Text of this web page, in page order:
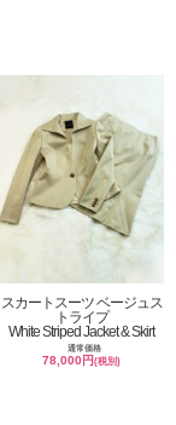
スカートスーツ ベージュス
トライプ
White Striped Jacket & Skirt
通常価格
78,000円(税別)